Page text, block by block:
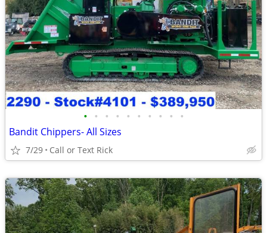
• • • • • • • • • •
Bandit Chippers- All Sizes
7/29 Call or Text Rick